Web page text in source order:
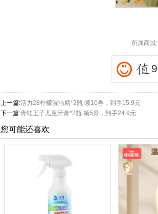
所属商城:
9
上一篇:活力28柠檬洗洁精*2瓶 领10券，到手15.9元
下一篇:青蛙王子儿童牙膏*2瓶 领5券，到手24.9元
您可能还喜欢